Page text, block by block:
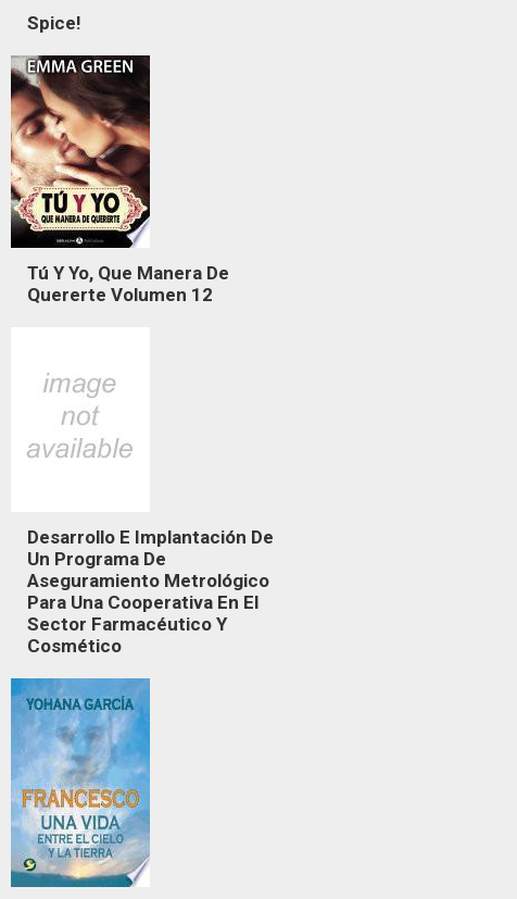
Spice!
Tú Y Yo, Que Manera De
Quererte Volumen 12
Desarrollo E Implantación De
Un Programa De
Aseguramiento Metrológico
Para Una Cooperativa En El
Sector Farmacéutico Y
Cosmético